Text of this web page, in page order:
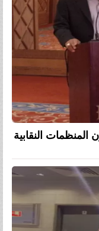
النقابية